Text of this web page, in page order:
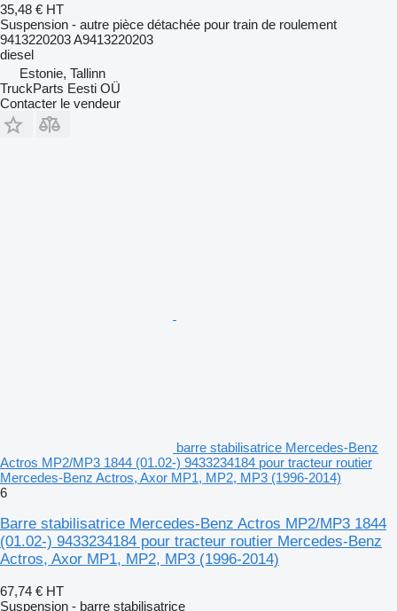
35,48 € HT
Suspension - autre pièce détachée pour train de roulement
9413220203 A9413220203
diesel
Estonie, Tallinn
TruckParts Eesti OÜ
Contacter le vendeur
barre stabilisatrice Mercedes-Benz
Actros MP2/MP3 1844 (01.02-) 9433234184 pour tracteur routier
Mercedes-Benz Actros, Axor MP1, MP2, MP3 (1996-2014)
6
Barre stabilisatrice Mercedes-Benz Actros MP2/MP3 1844
(01.02-) 9433234184 pour tracteur routier Mercedes-Benz
Actros, Axor MP1, MP2, MP3 (1996-2014)
67,74 € HT
Suspension - barre stabilisatrice